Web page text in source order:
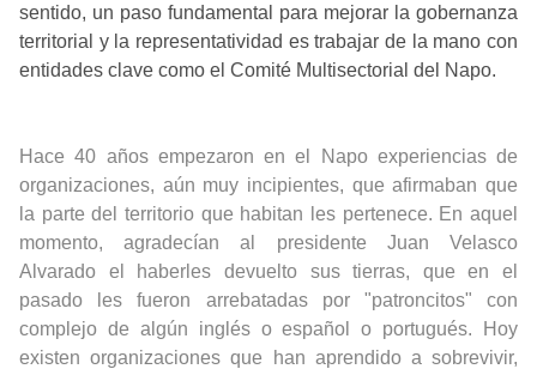
sentido, un paso fundamental para mejorar la gobernanza
territorial y la representatividad es trabajar de la mano con
entidades clave como el Comité Multisectorial del Napo.
Hace 40 años empezaron en el Napo experiencias de
organizaciones, aún muy incipientes, que afirmaban que
la parte del territorio que habitan les pertenece. En aquel
momento, agradecían al presidente Juan Velasco
Alvarado el haberles devuelto sus tierras, que en el
pasado les fueron arrebatadas por "patroncitos" con
complejo de algún inglés o español o portugués. Hoy
existen organizaciones que han aprendido a sobrevivir,